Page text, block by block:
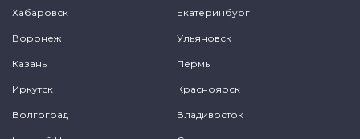
Хабаровск Екатеринбург
Воронеж Ульяновск
Казань Пермь
Иркутск Красноярск
Волгоград Владивосток